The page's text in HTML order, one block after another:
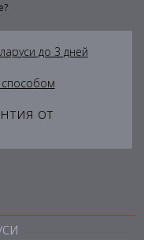
до 3 дней
от